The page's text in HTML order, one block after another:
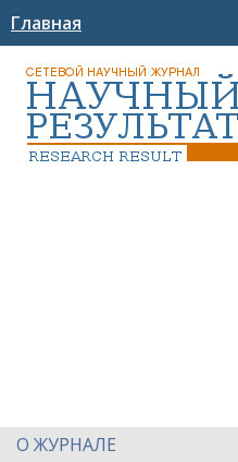
Главная
О ЖУРНАЛЕ